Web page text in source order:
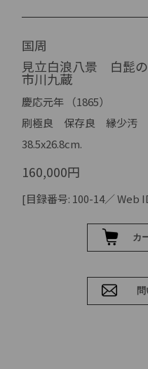
国周
見立白浪八景 白髭
市川九蔵
慶応元年 （1865）
刷極良 保存良 縁少汚
38.5x26.8cm.
160,000円
[目録番号: 100-14／ Web